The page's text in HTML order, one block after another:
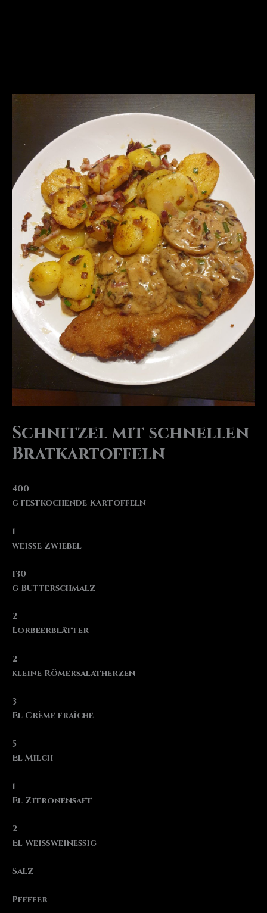
Schnitzel mit schnellen
Bratkartoffeln
400
g festkochende Kartoffeln
1
weiße Zwiebel
130
g Butterschmalz
2
Lorbeerblätter
2
kleine Römersalatherzen
3
El Crème fraîche
5
El Milch
1
El Zitronensaft
2
El Weißweinessig
Salz
Pfeffer